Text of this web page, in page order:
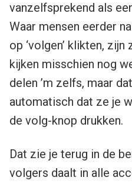
vanzelfsprekend als
Waar mensen eerder
op ‘volgen’ klikten,
kijken misschien nog
delen ’m zelfs, maar
automatisch dat ze je
de volg-knop drukken.
Dat zie je terug in de
volgers daalt in alle